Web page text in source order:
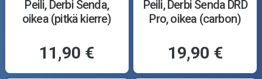
Peili, Derbi Senda,
oikea (pitkä kierre)
11,90 €
Peili, Derbi Senda DRD
Pro, oikea (carbon)
19,90 €